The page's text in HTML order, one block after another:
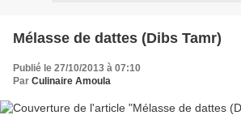
Mélasse de dattes (Dibs Tamr)
Publié le 27/10/2013 à 07:10
Par Culinaire Amoula